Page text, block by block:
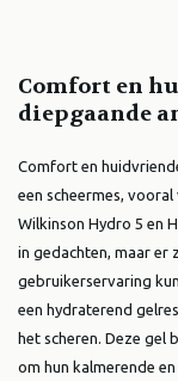
Comfort en
diepgaande
Comfort en
een scheermes,
Wilkinson Hydro 5 en
in gedachten, maar er
gebruikerservaring
een hydraterend
het scheren. Deze gel
om hun kalmerende